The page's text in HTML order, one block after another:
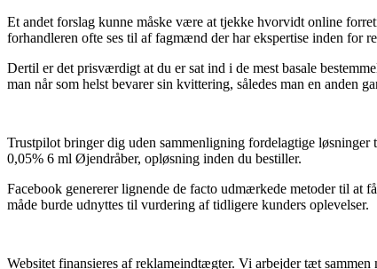
Et andet forslag kunne måske være at tjekke hvorvidt online
forhandleren ofte ses til af fagmænd der har ekspertise inden
Dertil er det prisværdigt at du er sat ind i de mest basale
man når som helst bevarer sin kvittering, således man en
Trustpilot bringer dig uden sammenligning fordelagtige
0,05% 6 ml Øjendråber, opløsning inden du bestiller.
Facebook genererer lignende de facto udmærkede metoder til
måde burde udnyttes til vurdering af tidligere kunders oplevelser.
Websitet finansieres af reklameindtægter. Vi arbejder tæt